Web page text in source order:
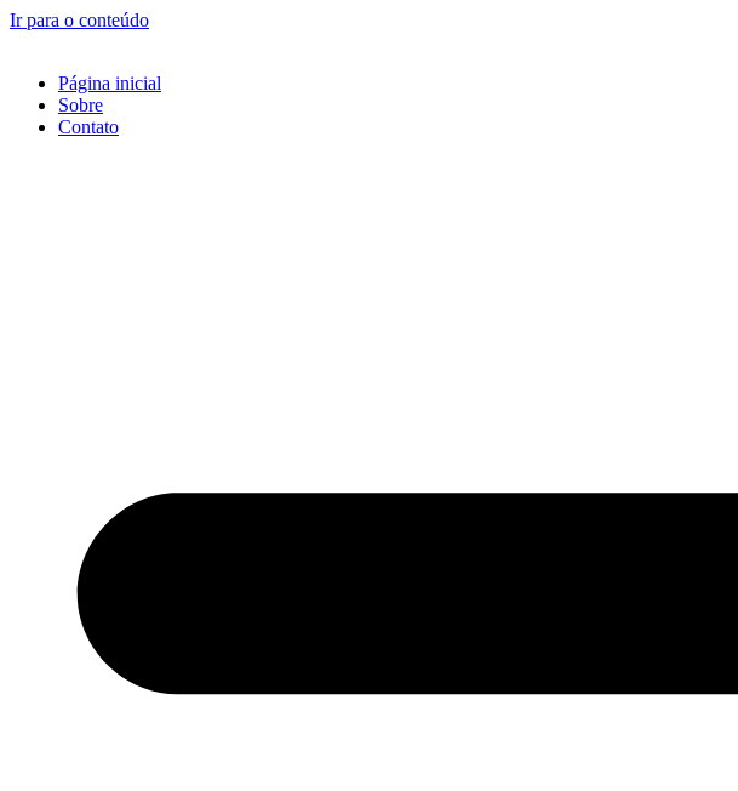
Ir para o conteúdo
Página inicial
Sobre
Contato